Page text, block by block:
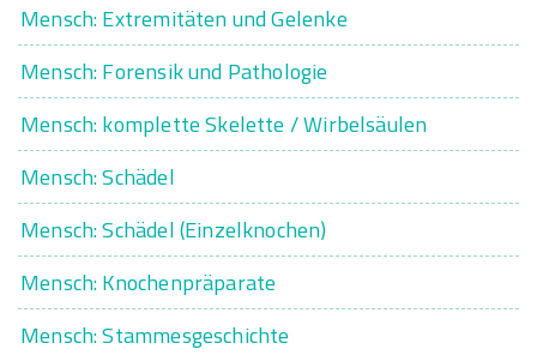
Mensch: Extremitäten und Gelenke
Mensch: Forensik und Pathologie
Mensch: komplette Skelette / Wirbelsäulen
Mensch: Schädel
Mensch: Schädel (Einzelknochen)
Mensch: Knochenpräparate
Mensch: Stammesgeschichte